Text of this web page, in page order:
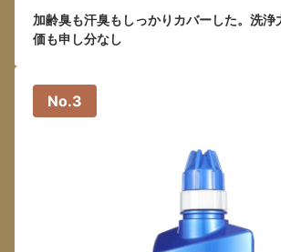
加齢臭も汗臭もしっかりカバーした。洗浄
価も申し分なし
No.3